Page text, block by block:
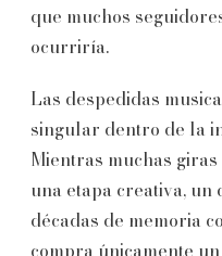
que muchos
ocurriría.
Las despedidas
singular dentro de la
Mientras muchas
una etapa creativa,
décadas de memoria
compra únicamente